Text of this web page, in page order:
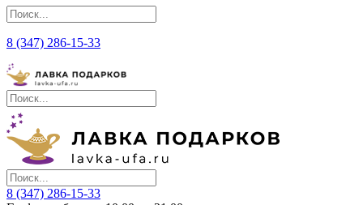
8 (347) 286-15-33
8 (347) 286-15-33